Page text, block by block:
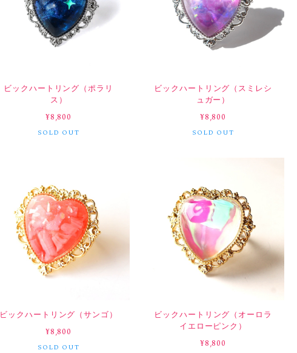
ビックハートリング（ポラリ
ス）
¥8,800
SOLD OUT
ビックハートリング（スミレシ
ュガー）
¥8,800
SOLD OUT
ビックハートリング（サンゴ）
¥8,800
SOLD OUT
ビックハートリング（オーロラ
イエローピンク）
¥8,800